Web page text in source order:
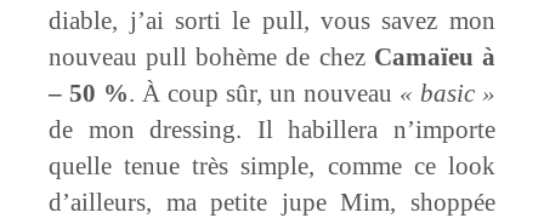
diable, j’ai sorti le pull, vous savez mon
nouveau pull bohème de chez Camaïeu à
– 50 %. À coup sûr, un nouveau « basic »
de mon dressing. Il habillera n’importe
quelle tenue très simple, comme ce look
d’ailleurs, ma petite jupe Mim, shoppée